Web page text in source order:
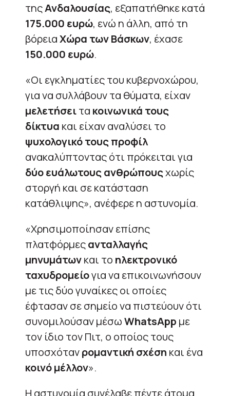
τηςΑνδαλουσίας, εξαπατήθηκε κατά
175.000 ευρώ, ενώ η άλλη, από τη
βόρειαΧώρα των Βάσκων, έχασε
150.000 ευρώ.
«Οι εγκληματίες του κυβερνοχώρου,
για να συλλάβουν τα θύματα, είχαν
μελετήσειτα κοινωνικά τους
δίκτυα και είχαν αναλύσει το
ψυχολογικό τους προφίλ
ανακαλύπτοντας ότι πρόκειται για
δύο ευάλωτους ανθρώπουςχωρίς
στοργή και σε κατάσταση
κατάθλιψης», ανέφερε η αστυνομία.
«Χρησιμοποίησαν επίσης
πλατφόρμεςανταλλαγής
μηνυμάτωνκαι το ηλεκτρονικό
ταχυδρομείογια να επικοινωνήσουν
με τις δύο γυναίκες οι οποίες
έφτασαν σε σημείο να πιστεύουν ότι
συνομιλούσαν μέσωWhatsApp με
τον ίδιο τον Πιτ, ο οποίος τους
υποσχότανρομαντική σχέση και ένα
κοινό μέλλον».
Η αστυνομία συνέλαβε πέντε άτομα